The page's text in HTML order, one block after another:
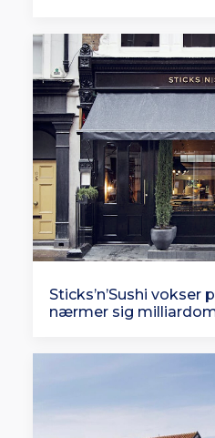
Sticks’n’Sushi vokser
nærmer sig